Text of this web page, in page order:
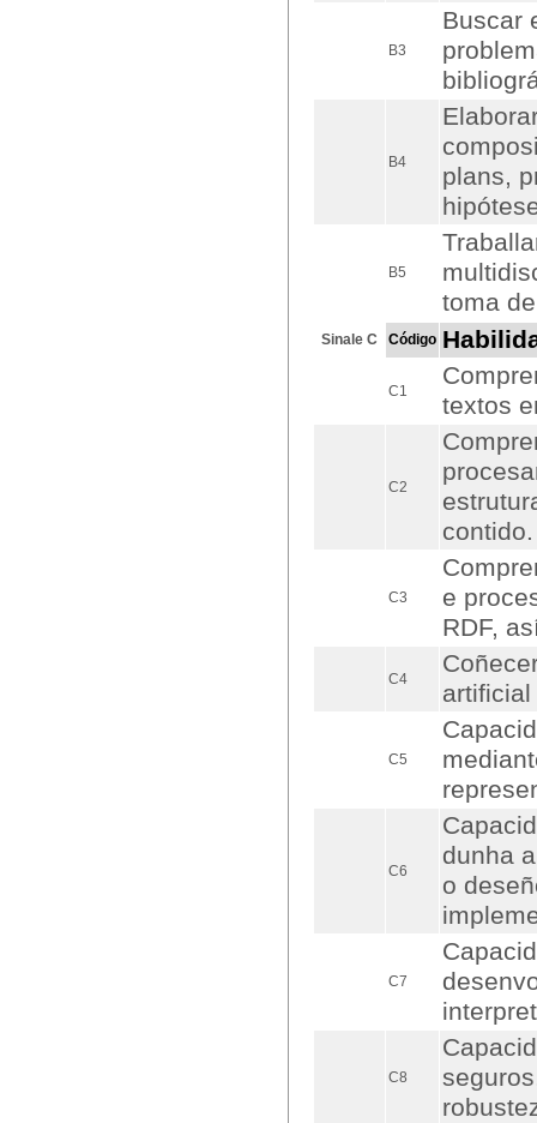
B3
Buscar
B4
plans,
B5
toma
Sinale C Código
C1
textos
C2
contido.
C3
e
RDF,
C4
C5
C6
dunha
o
C7
C8